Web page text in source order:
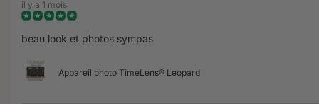
il y a 1 mois
beau look et photos sympas
Appareil photo TimeLens® Leopard